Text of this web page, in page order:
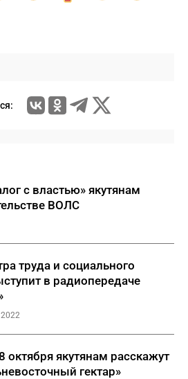
с властью» якутянам
ВОЛС
труда и социального
в радиопередаче
октября якутянам расскажут
гектар»